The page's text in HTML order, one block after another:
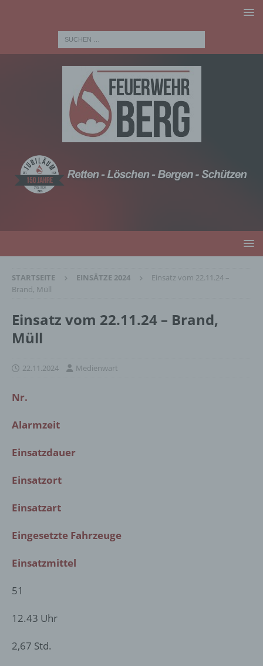
STARTSEITE EINSÄTZE 2024
Einsatz vom 22.11.24 –
Brand, Müll
Einsatz vom 22.11.24 – Brand,
Müll
22.11.2024 Medienwart
Nr.
Alarmzeit
Einsatzdauer
Einsatzort
Einsatzart
Eingesetzte Fahrzeuge
Einsatzmittel
51
12.43 Uhr
2,67 Std.